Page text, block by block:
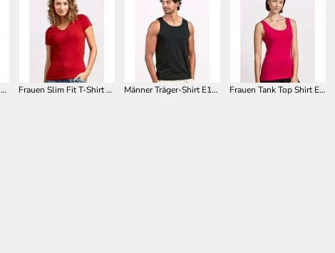
Frauen Slim Fit T-Shirt E3085 Frauen Slim Fit T-Shirt mit V Ausschnitt E3086 Männer Träger-Shirt E1050 Frauen Tank Top Shirt E1051